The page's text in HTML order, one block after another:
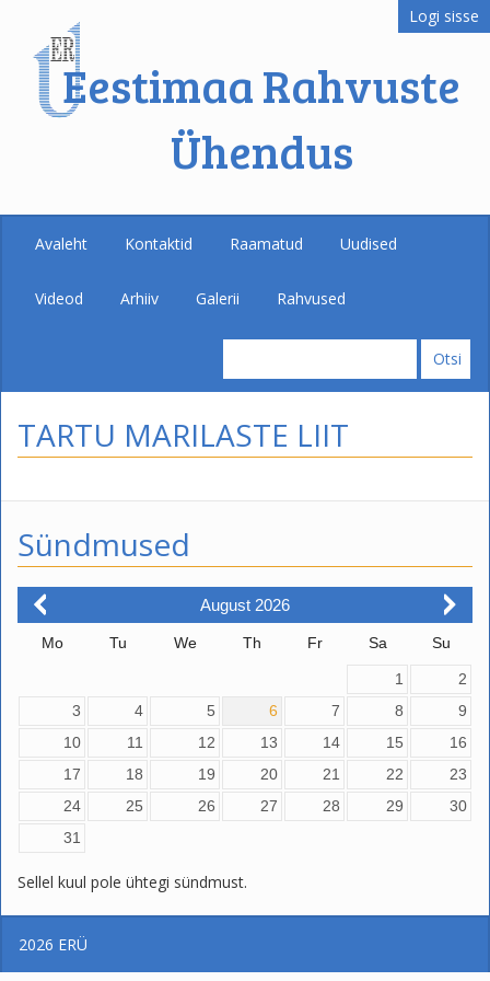
Logi sisse
Eestimaa Rahvuste
Ühendus
Avaleht Kontaktid Raamatud Uudised
Videod Arhiiv Galerii Rahvused
TARTU MARILASTE LIIT
Sündmused
August 2026
Mo Tu We Th Fr Sa Su
1
2
3
4 5 6 7 8
9
10
11 12 13 14 15
16
17
18 19 20 21 22
23
24
25 26 27 28 29
30
31
Sellel kuul pole ühtegi sündmust.
2026 ERÜ